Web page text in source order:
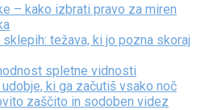
– kako izbrati pravo za miren
težava, ki jo pozna skoraj
spletne vidnosti
ki ga začutiš vsako noč
zaščito in sodoben videz